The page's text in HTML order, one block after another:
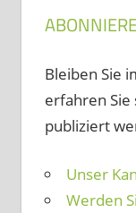
Bleiben Sie
erfahren
publiziert
Unser
Werden